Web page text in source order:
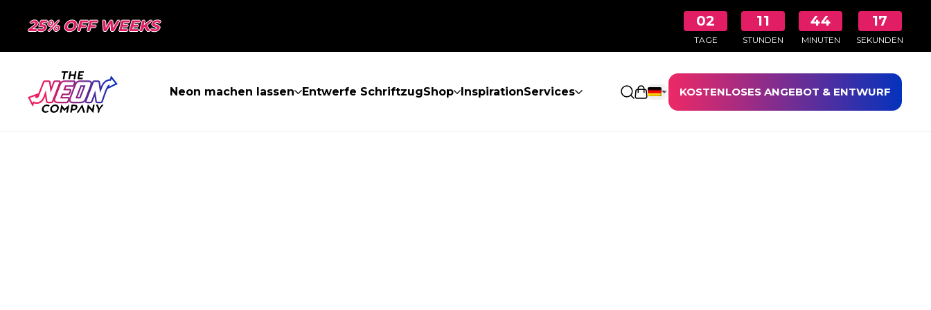
25% OFF WEEKS 02
TAGE
11
STUNDEN
44
MINUTEN
17
SEKUNDEN
Neon machen lassen Entwerfe SchriftzugShop InspirationServices Einkaufswagen öffnen
KOSTENLOSES ANGEBOT & ENTWURF